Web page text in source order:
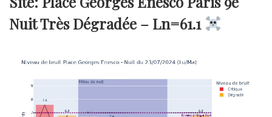
Nuit Très Dégradée – Ln=61.1